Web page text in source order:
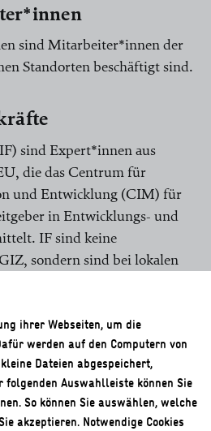
sind Mitarbeiter*innen der
Standorten beschäftigt sind.
sind Expert*innen aus
die das Centrum für
und Entwicklung (CIM) für
in Entwicklungs- und
IF sind keine
sondern sind bei lokalen
ihrer Webseiten, um die
werden auf den Computern von
Dateien abgespeichert,
folgenden Auswahlleiste können Sie
So können Sie auswählen, welche
akzeptieren. Notwendige Cookies